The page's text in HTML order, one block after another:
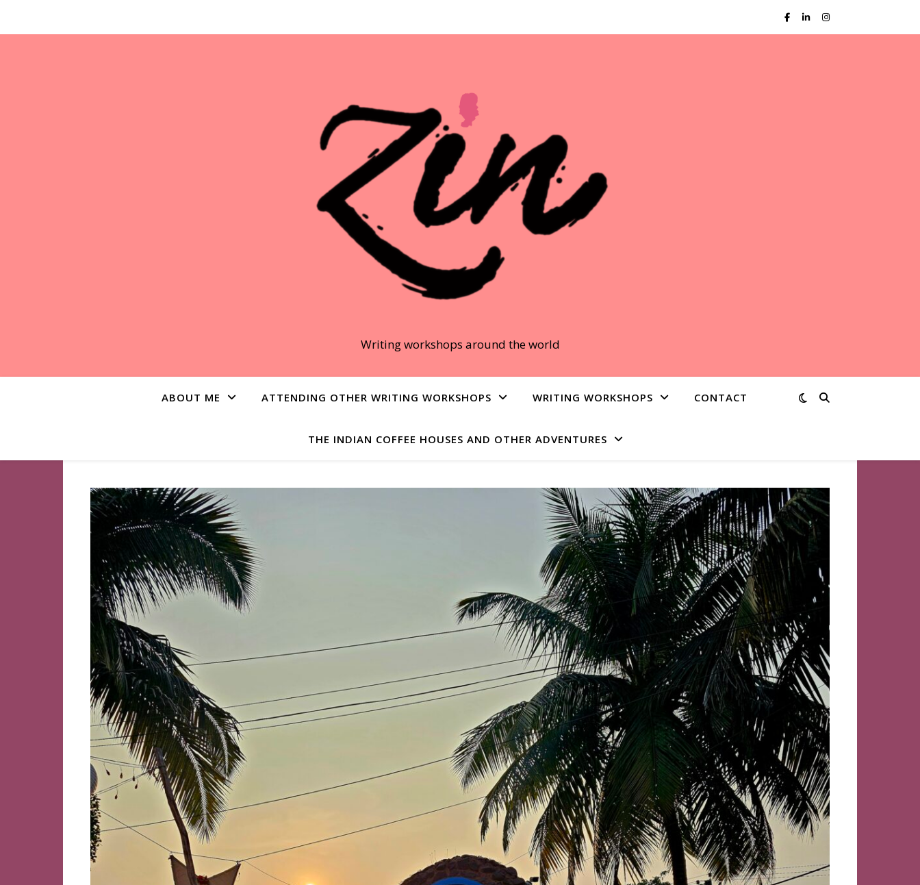
Writing workshops around the world
ABOUT ME ATTENDING OTHER WRITING WORKSHOPS WRITING WORKSHOPS CONTACT
THE INDIAN COFFEE HOUSES AND OTHER ADVENTURES